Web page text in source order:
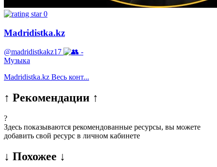
0
Madridistka.kz
@madridistkakz17
-
Музыка
Madridistka.kz Весь конт...
↑ Рекомендации ↑
?
Здесь показываются рекомендованные ресурсы, вы можете
добавить свой ресурс в личном кабинете
↓ Похожее ↓